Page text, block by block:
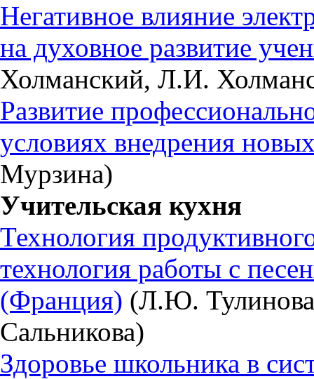
Негативное влияние
на духовное развитие
Холманский, Л.И.
Развитие
условиях внедрения
Мурзина)
Учительская кухня
Технология
технология работы с
(Франция) (Л.Ю.
Сальникова)
Здоровье школьника в